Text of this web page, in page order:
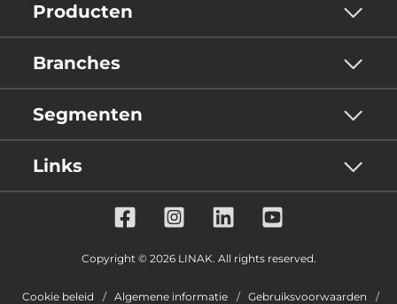
Producten
Branches
Segmenten
Links
Copyright © 2026 LINAK. All rights reserved.
Cookie beleid Algemene informatie
Gebruiksvoorwaarden